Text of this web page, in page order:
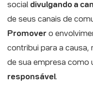
social divulgando a
de seus canais de
Promover o
contribui para a
de sua empresa como
responsável.